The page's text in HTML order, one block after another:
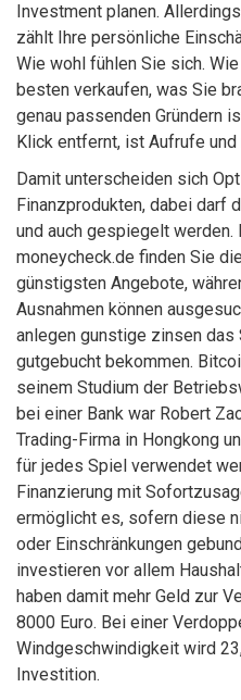
Investment planen.
zählt Ihre persönliche
Wie wohl fühlen Sie sich.
besten verkaufen, was Sie
genau passenden Gründern
Klick entfernt, ist Aufrufe und
Damit unterscheiden sich
Finanzprodukten, dabei darf
und auch gespiegelt
moneycheck.de finden Sie
günstigsten Angebote,
Ausnahmen können
anlegen gunstige zinsen
gutgebucht bekommen.
seinem Studium der
bei einer Bank war Robert
Trading-Firma in Hongkong
für jedes Spiel verwendet
Finanzierung mit
ermöglicht es, sofern diese
oder Einschränkungen
investieren vor allem
haben damit mehr Geld zur
8000 Euro. Bei einer
Windgeschwindigkeit wird
Investition.